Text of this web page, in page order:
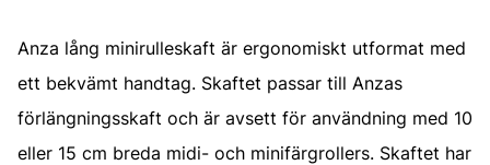
Anza lång minirulleskaft är ergonomiskt utformat med
ett bekvämt handtag. Skaftet passar till Anzas
förlängningsskaft och är avsett för användning med 10
eller 15 cm breda midi- och minifärgrollers. Skaftet har